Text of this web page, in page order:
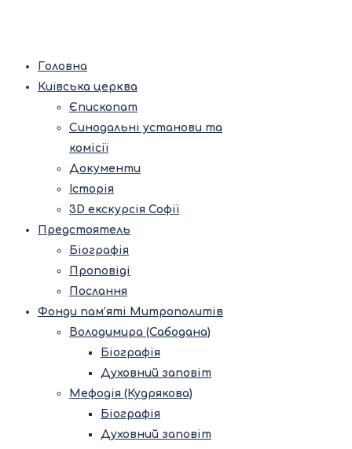
Головна
Київська церква
Єпископат
Синодальні установи та
комісії
Документи
Історія
3D екскурсія Софії
Предстоятель
Біографія
Проповіді
Послання
Фонди пам’яті Митрополитів
Володимира (Сабодана)
Біографія
Духовний заповіт
Мефодія (Кудрякова)
Біографія
Духовний заповіт